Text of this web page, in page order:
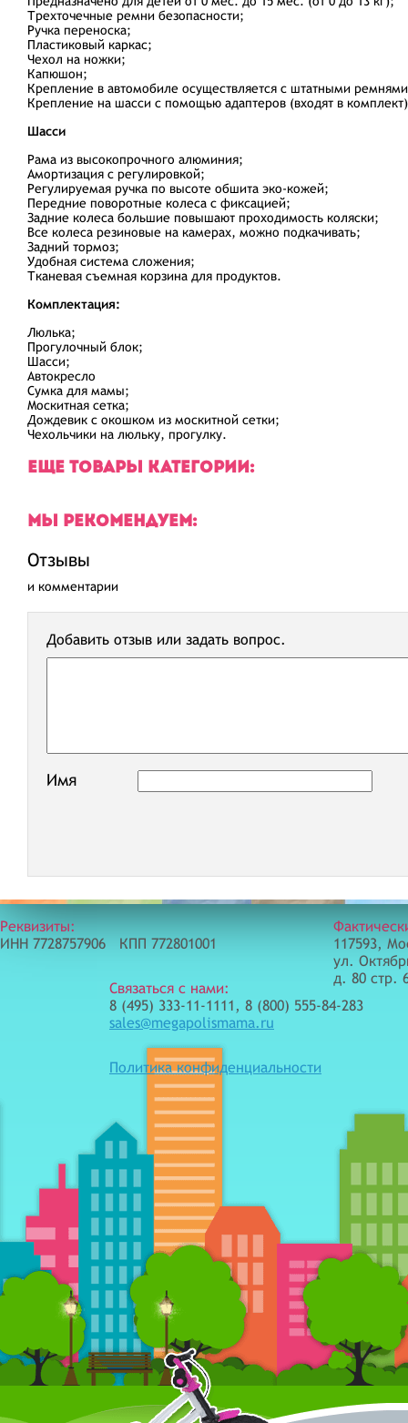
Трехточечные ремни безопасности;
Ручка переноска;
Пластиковый каркас;
Чехол на ножки;
Капюшон;
Крепление в автомобиле осуществляется с штатными
Крепление на шасси с помощью адаптеров (входят в
Шасси
Рама из высокопрочного алюминия;
Амортизация с регулировкой;
Регулируемая ручка по высоте обшита эко-кожей;
Передние поворотные колеса с фиксацией;
Задние колеса большие повышают проходимость коляски;
Все колеса резиновые на камерах, можно подкачивать;
Задний тормоз;
Удобная система сложения;
Тканевая съемная корзина для продуктов.
Комплектация:
Люлька;
Прогулочный блок;
Шасси;
Автокресло
Сумка для мамы;
Москитная сетка;
Дождевик с окошком из москитной сетки;
Чехольчики на люльку, прогулку.
ЕЩЕ ТОВАРЫ КАТЕГОРИИ:
МЫ РЕКОМЕНДУЕМ:
Отзывы
и комментарии
Добавить отзыв или задать вопрос.
Имя
Реквизиты:
ИНН 7728757906 КПП 772801001
Связаться с нами:
8 (495) 333-11-1111, 8 (800) 555-84-283
sales@megapolismama.ru
Политика конфиденциальности
117593,
ул.
д. 80 стр.